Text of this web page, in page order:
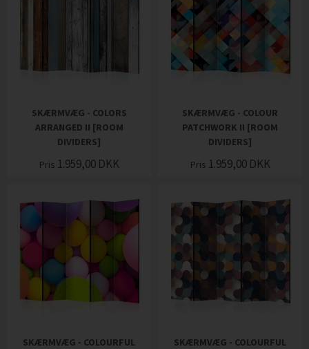
SKÆRMVÆG - COLORS
ARRANGED II [ROOM
DIVIDERS]
Pris 1.959,00 DKK
SKÆRMVÆG - COLOUR
PATCHWORK II [ROOM
DIVIDERS]
Pris 1.959,00 DKK
SKÆRMVÆG - COLOURFUL
SKÆRMVÆG - COLOURFUL